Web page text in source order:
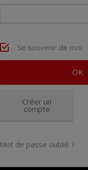
Se souvenir de moi
Créer un
compte
Mot de passe oublié ?